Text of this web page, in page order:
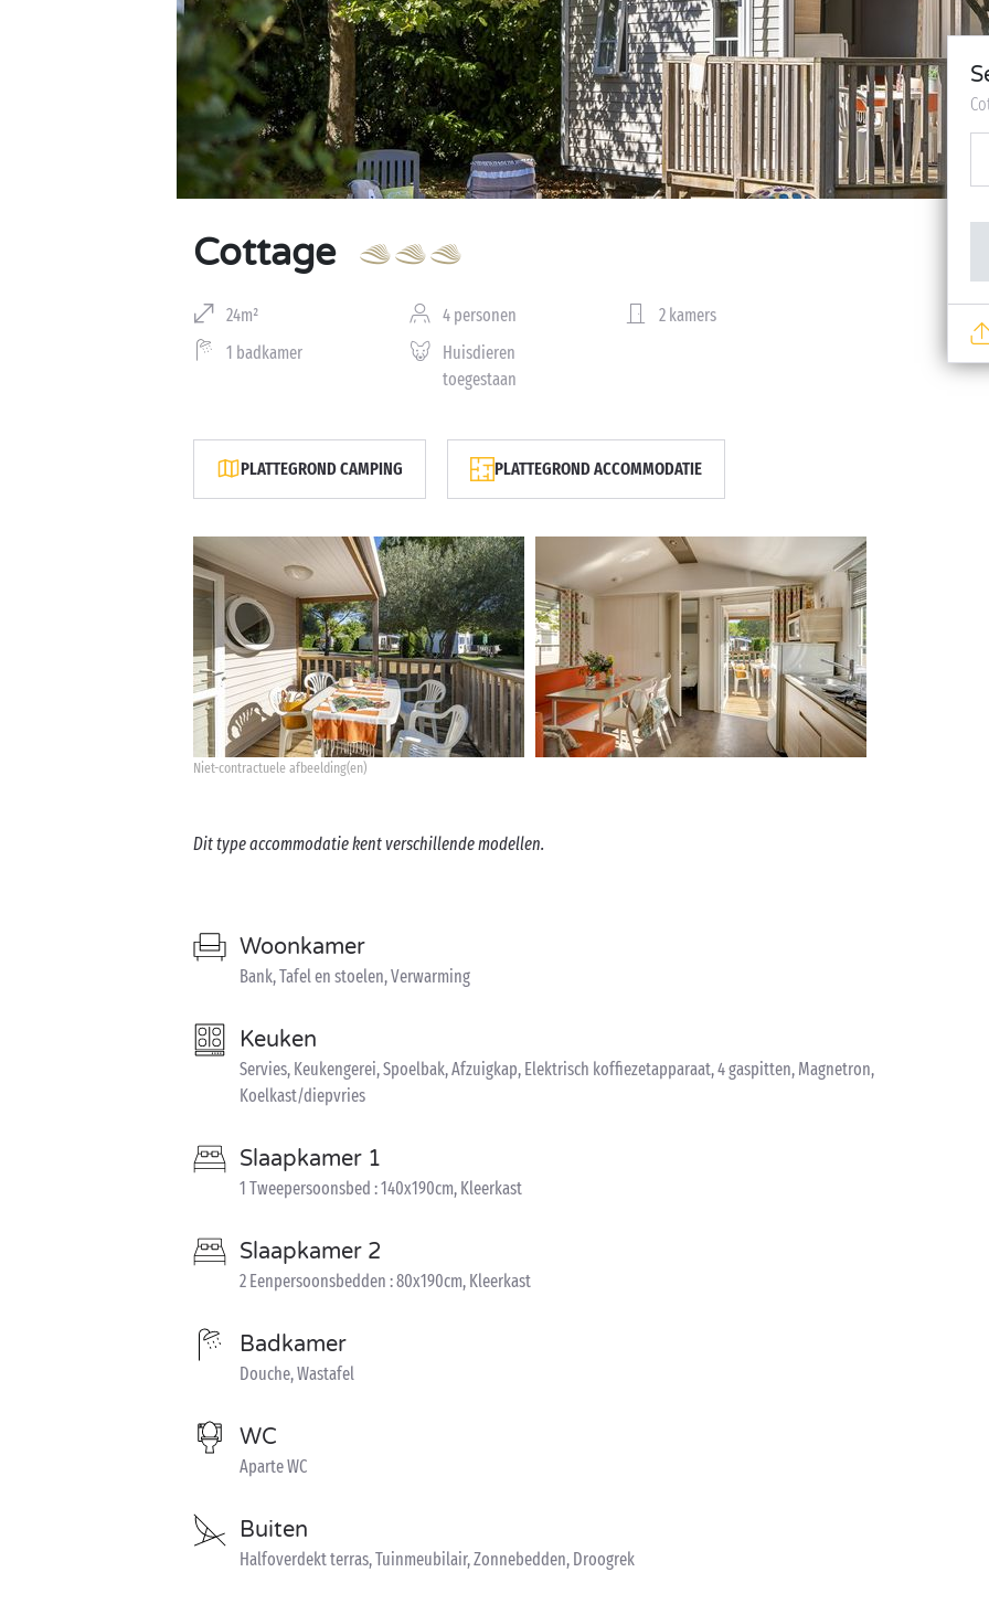
Cottage
24m² 4 personen
2 kamers
1 badkamer
Huisdieren
toegestaan
PLATTEGROND CAMPING PLATTEGROND ACCOMMODATIE
Niet-contractuele afbeelding(en)
Dit type accommodatie kent verschillende modellen.
Woonkamer
Bank, Tafel en stoelen, Verwarming
Keuken
Servies, Keukengerei, Spoelbak, Afzuigkap, Elektrisch koffiezetapparaat, 4 gaspitten, Magnetron,
Koelkast/diepvries
Slaapkamer 1
1 Tweepersoonsbed : 140x190cm, Kleerkast
Slaapkamer 2
2 Eenpersoonsbedden : 80x190cm, Kleerkast
Badkamer
Douche, Wastafel
WC
Aparte WC
Buiten
Halfoverdekt terras, Tuinmeubilair, Zonnebedden, Droogrek